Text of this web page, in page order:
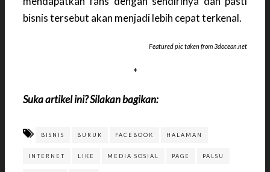
bisnis tersebut akan menjadi lebih cepat terkenal.
Featured pic taken from 3docean.net
*
Suka artikel ini? Silakan bagikan:
BISNIS BURUK FACEBOOK HALAMAN
INTERNET LIKE MEDIA SOSIAL PAGE PALSU